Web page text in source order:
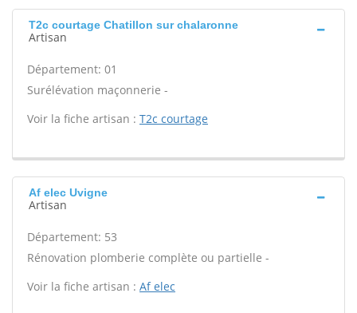
T2c courtage Chatillon sur chalaronne
Artisan
Département: 01
Surélévation maçonnerie -
Voir la fiche artisan : T2c courtage
Af elec Uvigne
Artisan
Département: 53
Rénovation plomberie complète ou partielle -
Voir la fiche artisan : Af elec